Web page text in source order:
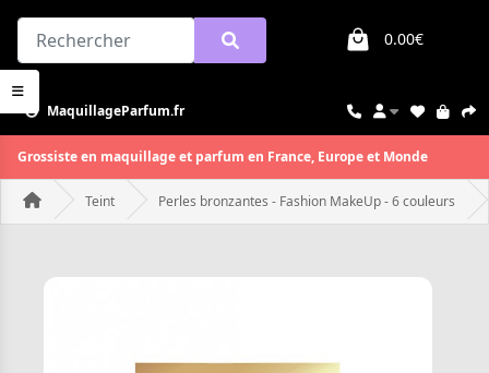
0.00€
MaquillageParfum.fr
Grossiste en maquillage et parfum en France, Europe et Monde
Teint Perles bronzantes - Fashion MakeUp - 6 couleurs